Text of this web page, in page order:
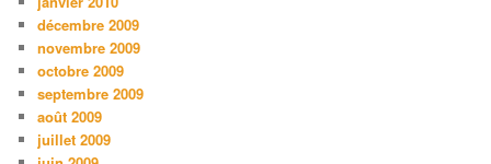
décembre 2009
novembre 2009
octobre 2009
septembre 2009
août 2009
juillet 2009